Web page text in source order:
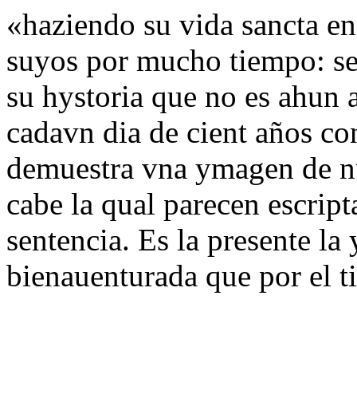
«haziendo su vida sancta
suyos por mucho tiempo:
su hystoria que no es
cadavn dia de cient años
demuestra vna ymagen de
cabe la qual parecen
sentencia. Es la presente
bienauenturada que por el